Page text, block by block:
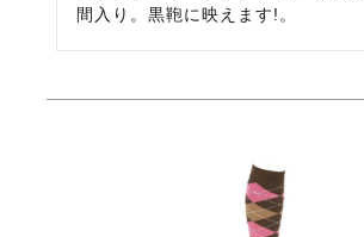
間入り。黒鞄に映えます!。